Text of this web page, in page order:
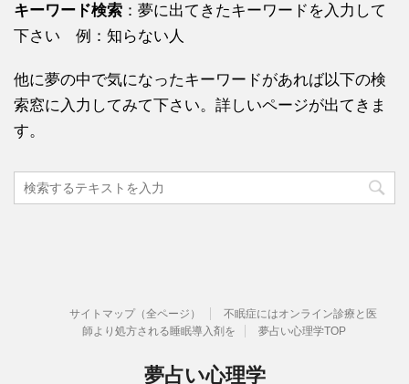
キーワード検索 ：夢に出てきたキーワードを入力して
下さい 例：知らない人
他に夢の中で気になったキーワードがあれば以下の検
索窓に入力してみて下さい。詳しいページが出てきま
す。
サイトマップ（全ページ）
不眠症にはオンライン診療と医
師より処方される睡眠導入剤を
夢占い心理学TOP
夢占い心理学